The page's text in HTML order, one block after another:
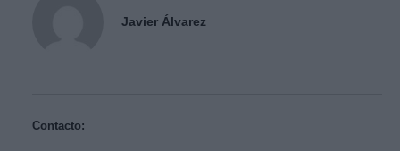
Javier Álvarez
Contacto: